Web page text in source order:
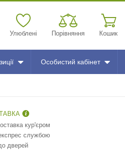
Улюблені Порівняння Кошик
Особистий кабінет
кур'єром
службою
дверей